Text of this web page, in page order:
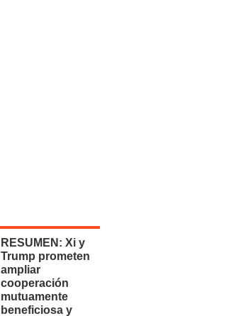
RESUMEN: Xi y
Trump prometen
ampliar
cooperación
mutuamente
beneficiosa y